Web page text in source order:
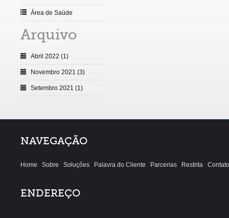
Área de Saúde
Arquivo
Abril 2022 (1)
Novembro 2021 (3)
Setembro 2021 (1)
NAVEGAÇÃO
Home Sobre Soluções Palavra do Cliente Parcerias Restrita Contato
ENDEREÇO